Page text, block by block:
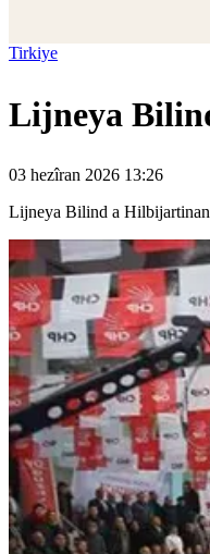
Tirkiye
Lijneya
03 hezîran 2026 13:26
Lijneya Bilind a Hilbijartinan